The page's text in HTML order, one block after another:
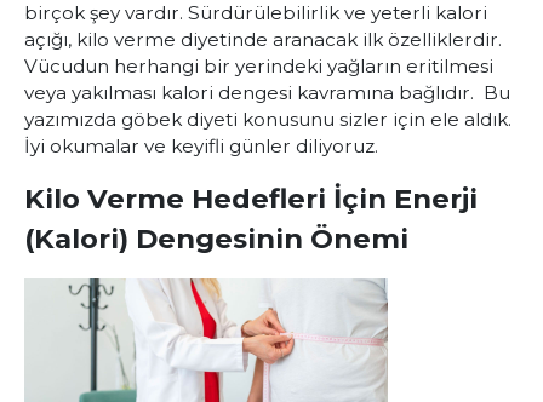
birçok şey vardır. Sürdürülebilirlik ve yeterli kalori
açığı, kilo verme diyetinde aranacak ilk özelliklerdir.
Vücudun herhangi bir yerindeki yağların eritilmesi
veya yakılması kalori dengesi kavramına bağlıdır. Bu
yazımızda göbek diyeti konusunu sizler için ele aldık.
İyi okumalar ve keyifli günler diliyoruz.
Kilo Verme Hedefleri İçin Enerji
(Kalori) Dengesinin Önemi